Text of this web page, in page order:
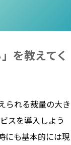
を教えてく
られる裁量の大き
スを導入しよう
にも基本的には現